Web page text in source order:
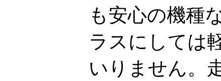
も安心の機種
ラスにしては
いりません。